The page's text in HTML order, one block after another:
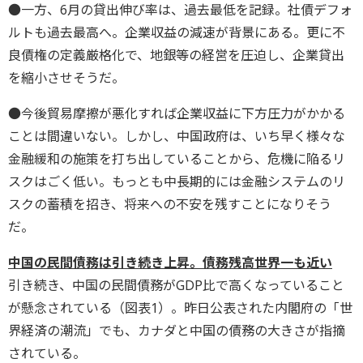
●一方、6月の貸出伸び率は、過去最低を記録。社債デフォ
ルトも過去最高へ。企業収益の減速が背景にある。更に不
良債権の定義厳格化で、地銀等の経営を圧迫し、企業貸出
を縮小させそうだ。
●今後貿易摩擦が悪化すれば企業収益に下方圧力がかかる
ことは間違いない。しかし、中国政府は、いち早く様々な
金融緩和の施策を打ち出していることから、危機に陥るリ
スクはごく低い。もっとも中長期的には金融システムのリ
スクの蓄積を招き、将来への不安を残すことになりそう
だ。
中国の民間債務は引き続き上昇。債務残高世界一も近い
引き続き、中国の民間債務がGDP比で高くなっていること
が懸念されている（図表1）。昨日公表された内閣府の「世
界経済の潮流」でも、カナダと中国の債務の大きさが指摘
されている。